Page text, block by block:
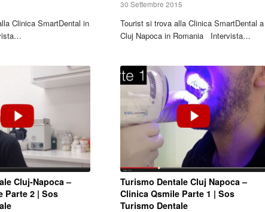
Clinica SmartDental in
30 Settembre 2015
Tourist si trova alla Clinica SmartDental a
Cluj Napoca in Romania Intervista…
Cluj-Napoca –
Parte 2 | Sos
Turismo Dentale Cluj Napoca –
Clinica Qsmile Parte 1 | Sos
Turismo Dentale